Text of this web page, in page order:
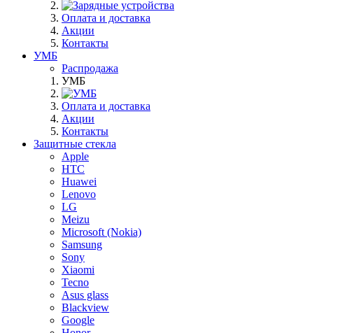
Оплата и доставка
Акции
Контакты
УМБ
Распродажа
УМБ
Оплата и доставка
Акции
Контакты
Защитные стекла
Apple
HTC
Huawei
Lenovo
LG
Meizu
Microsoft (Nokia)
Samsung
Sony
Xiaomi
Tecno
Asus glass
Blackview
Google